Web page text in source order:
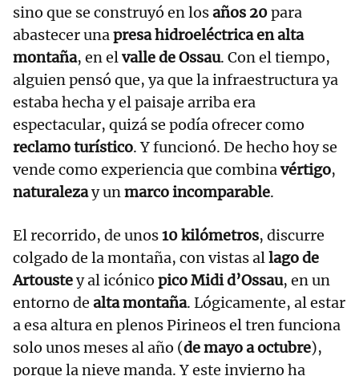
sino que se construyó en losaños 20para
abastecer unapresa hidroeléctrica en alta
montaña, en elvalle de Ossau. Con el tiempo,
alguien pensó que, ya que la infraestructura ya
estaba hecha y el paisaje arriba era
espectacular, quizá se podía ofrecer como
reclamo turístico. Y funcionó. De hecho hoy se
vende como experiencia que combinavértigo,
naturalezay unmarco incomparable.
El recorrido, de unos10 kilómetros, discurre
colgado de la montaña, con vistas allago de
Artoustey al icónico pico Midi d’Ossau, en un
entorno de alta montaña. Lógicamente, al estar
a esa altura en plenos Pirineos el tren funciona
solo unos meses al año (de mayo a octubre),
porque la nieve manda. Y este invierno ha